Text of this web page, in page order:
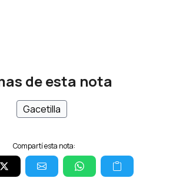
de esta nota
Gacetilla
Compartí esta nota: